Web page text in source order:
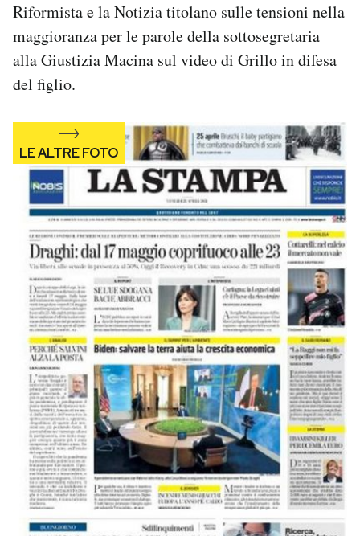
Regala il Post
Hai bisogno di aiuto?
Esci
Riformista e la Notizia titolano sulle tensioni nella
maggioranza per le parole della sottosegretaria
alla Giustizia Macina sul video di Grillo in difesa
del figlio.